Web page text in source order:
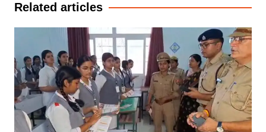
Related articles